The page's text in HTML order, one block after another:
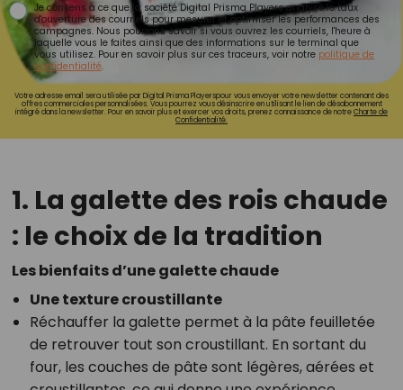
Je consens à ce que la société Digital Prisma Players analyse le taux
d'ouverture des courriels pour mesurer et optimiser les performances des
campagnes. Nous pourrons savoir si vous ouvrez les courriels, l'heure à
laquelle vous le faites ainsi que des informations sur le terminal que
vous utilisez. Pour en savoir plus sur ces traceurs, voir notre politique de
confidentialité.
Votre adresse email sera utilisée par Digital Prisma Playerspour vous envoyer votre newsletter contenant des
offres commerciales personnalisées. Vous pourrez vous désinscrire en utilisant le lien de désabonnement
intégré dans la newsletter. Pour en savoir plus et exercer vos droits, prenez connaissance de notreCharte de
Confidentialité.
1. La galette des rois chaude
: le choix de la tradition
Les bienfaits d’une galette chaude
Une texture croustillante
Réchauffer la galette permet à la pâte feuilletée
de retrouver tout son croustillant. En sortant du
four, les couches de pâte sont légères, aérées et